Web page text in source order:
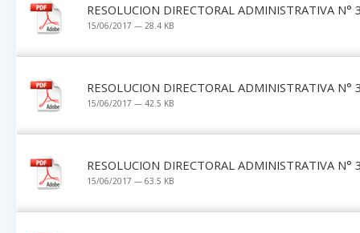
RESOLUCION DIRECTORAL ADMINISTRATIVA N°
15/06/2017 — 28.4 KB
RESOLUCION DIRECTORAL ADMINISTRATIVA N°
15/06/2017 — 42.5 KB
RESOLUCION DIRECTORAL ADMINISTRATIVA N°
15/06/2017 — 63.5 KB